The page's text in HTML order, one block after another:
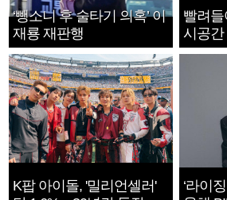
‘뺑소니 후 술타기 의혹’ 이
재룡 재판행
빨려
시공
지는 ‘
K팝 아이돌, '밀리언셀러'
‘라이